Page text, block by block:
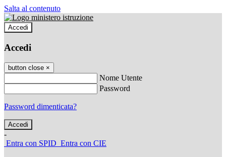
Salta al contenuto
Accedi
Accedi
button close ×
Nome Utente
Password
Password dimenticata?
-
Entra con SPID Entra con CIE